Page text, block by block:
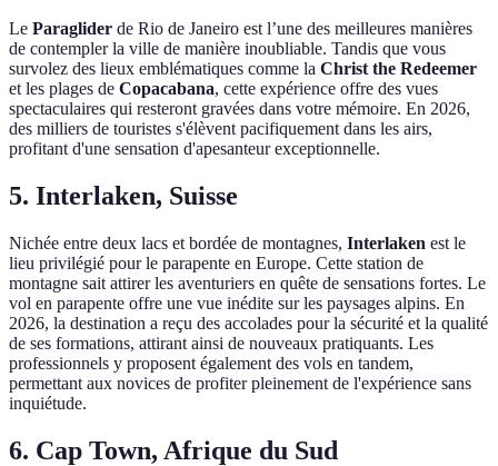
Le Paraglider de Rio de Janeiro est l’une des meilleures manières
de contempler la ville de manière inoubliable. Tandis que vous
survolez des lieux emblématiques comme la Christ the Redeemer
et les plages de Copacabana, cette expérience offre des vues
spectaculaires qui resteront gravées dans votre mémoire. En 2026,
des milliers de touristes s'élèvent pacifiquement dans les airs,
profitant d'une sensation d'apesanteur exceptionnelle.
5. Interlaken, Suisse
Nichée entre deux lacs et bordée de montagnes, Interlaken est le
lieu privilégié pour le parapente en Europe. Cette station de
montagne sait attirer les aventuriers en quête de sensations fortes. Le
vol en parapente offre une vue inédite sur les paysages alpins. En
2026, la destination a reçu des accolades pour la sécurité et la qualité
de ses formations, attirant ainsi de nouveaux pratiquants. Les
professionnels y proposent également des vols en tandem,
permettant aux novices de profiter pleinement de l'expérience sans
inquiétude.
6. Cap Town, Afrique du Sud